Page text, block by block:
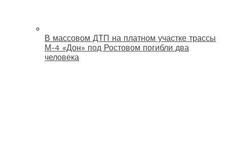
В массовом ДТП на платном участке трассы
М-4 «Дон» под Ростовом погибли два
человека